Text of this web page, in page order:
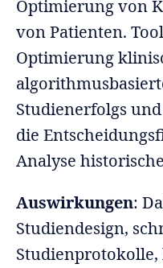
Optimierung von
von Patienten.
Optimierung
Studienerfolgs
die
Analyse
Auswirkungen:
Studiendesign,
Studienprotokolle,